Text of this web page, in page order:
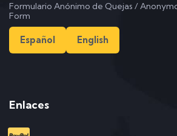
Formulario Anónimo de Quejas /
Form
Español English
Enlaces